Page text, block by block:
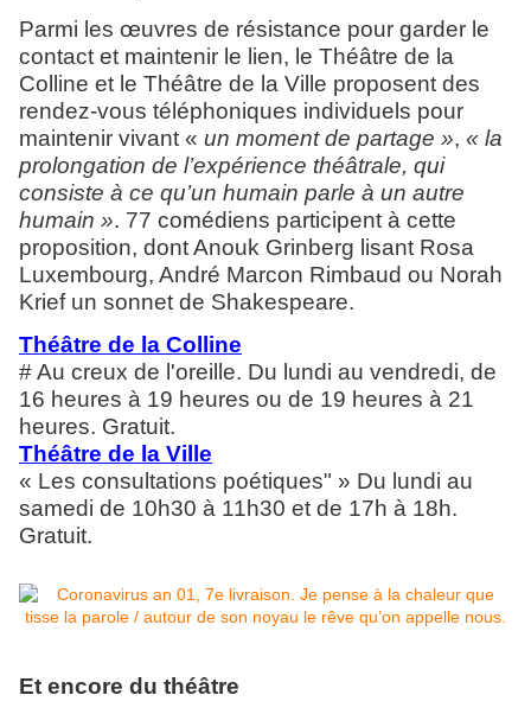
Parmi les œuvres de résistance pour garder le
contact et maintenir le lien, le Théâtre de la
Colline et le Théâtre de la Ville proposent des
rendez-vous téléphoniques individuels pour
maintenir vivant « un moment de partage », « la
prolongation de l’expérience théâtrale, qui
consiste à ce qu’un humain parle à un autre
humain ». 77 comédiens participent à cette
proposition, dont Anouk Grinberg lisant Rosa
Luxembourg, André Marcon Rimbaud ou Norah
Krief un sonnet de Shakespeare.
Théâtre de la Colline
# Au creux de l'oreille. Du lundi au vendredi, de
16 heures à 19 heures ou de 19 heures à 21
heures. Gratuit.
Théâtre de la Ville
« Les consultations poétiques" » Du lundi au
samedi de 10h30 à 11h30 et de 17h à 18h.
Gratuit.
Et encore du théâtre